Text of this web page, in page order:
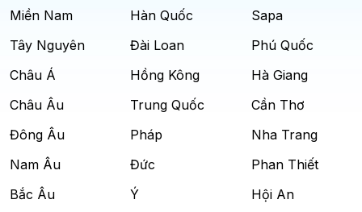
Miền Nam
Tây Nguyên
Châu Á
Châu Âu
Đông Âu
Nam Âu
Bắc Âu
Hàn Quốc
Đài Loan
Hồng Kông
Trung Quốc
Pháp
Đức
Ý
Sapa
Phú Quốc
Hà Giang
Cần Thơ
Nha Trang
Phan Thiết
Hội An